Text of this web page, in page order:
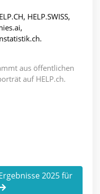
HELP.SWISS,
aus öffentlichen
auf HELP.ch.
2025 für